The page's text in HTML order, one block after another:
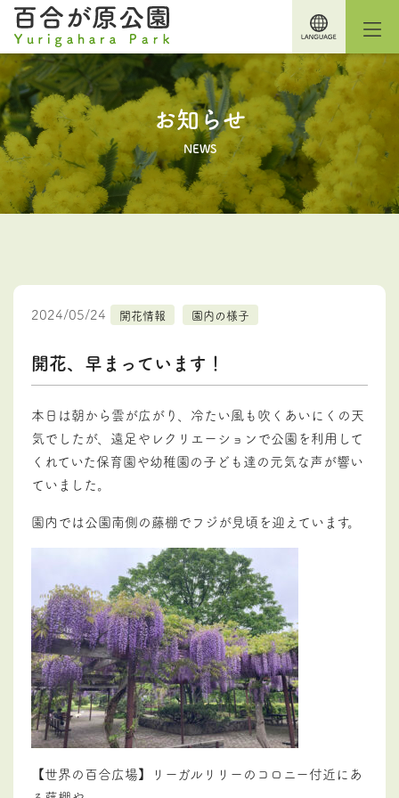
お知らせ
NEWS
2024/05/24 開花情報 園内の様子
開花、早まっています！
本日は朝から雲が広がり、冷たい風も吹くあいにくの天
気でしたが、遠足やレクリエーションで公園を利用して
くれていた保育園や幼稚園の子ども達の元気な声が響い
ていました。
園内では公園南側の藤棚でフジが見頃を迎えています。
【世界の百合広場】リーガルリリーのコロニー付近にあ